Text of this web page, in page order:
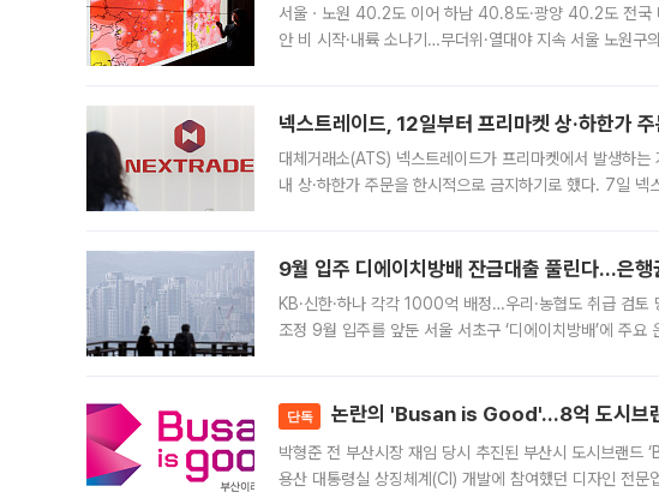
서울ㆍ노원 40.2도 이어 하남 40.8도·광양 40.2도 전국
안 비 시작·내륙 소나기…무더위·열대야 지속 서울 노원
넥스트레이드, 12일부터 프리마켓 상·하한가 주
대체거래소(ATS) 넥스트레이드가 프리마켓에서 발생하
내 상·하한가 주문을 한시적으로 금지하기로 했다. 7일
9월 입주 디에이치방배 잔금대출 풀린다…은
KB·신한·하나 각각 1000억 배정…우리·농협도 취급 검
조정 9월 입주를 앞둔 서울 서초구 ‘디에이치방배’에 주
단독 논란의 'Busan is Good'…8억 도시브
박형준 전 부산시장 재임 당시 추진된 부산시 도시브랜
용산 대통령실 상징체계(CI) 개발에 참여했던 디자인 전